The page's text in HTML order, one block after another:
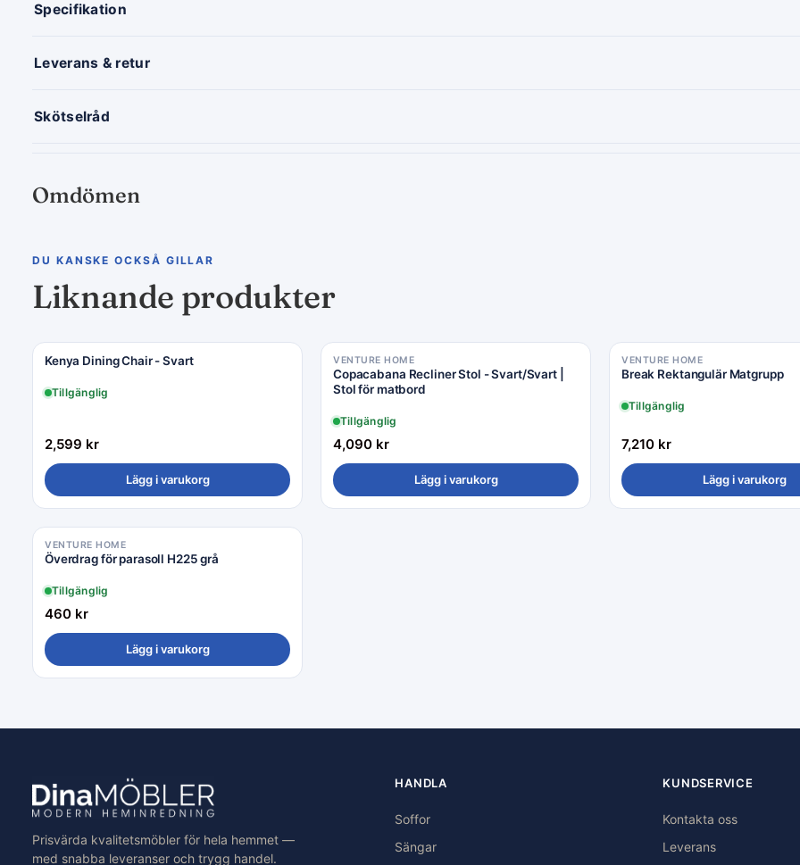
Specifikation
Leverans & retur
Skötselråd
Omdömen
DU KANSKE OCKSÅ GILLAR
Liknande produkter
Kenya Dining Chair - Svart
Tillgänglig
2,599 kr
Lägg i varukorg
VENTURE HOME
Copacabana Recliner Stol - Svart/Svart |
Stol för matbord
Tillgänglig
4,090 kr
Lägg i varukorg
VENTURE HOME
Break Rektangulär Matgrupp
Tillgänglig
7,210 kr
Lägg i varukorg
VENTURE HOME
Överdrag för parasoll H225 grå
Tillgänglig
460 kr
Lägg i varukorg
Prisvärda kvalitetsmöbler för hela hemmet —
med snabba leveranser och trygg handel.
HANDLA
Soffor
Sängar
KUNDSERVICE
Kontakta oss
Leverans